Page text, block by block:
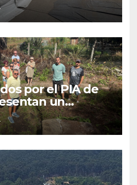
plurales
por el PIA de
un
vamos a luchar”